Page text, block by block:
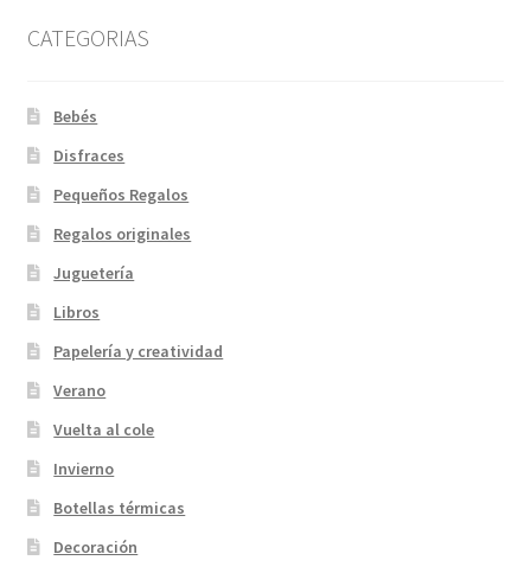
CATEGORIAS
Bebés
Disfraces
Pequeños Regalos
Regalos originales
Juguetería
Libros
Papelería y creatividad
Verano
Vuelta al cole
Invierno
Botellas térmicas
Decoración